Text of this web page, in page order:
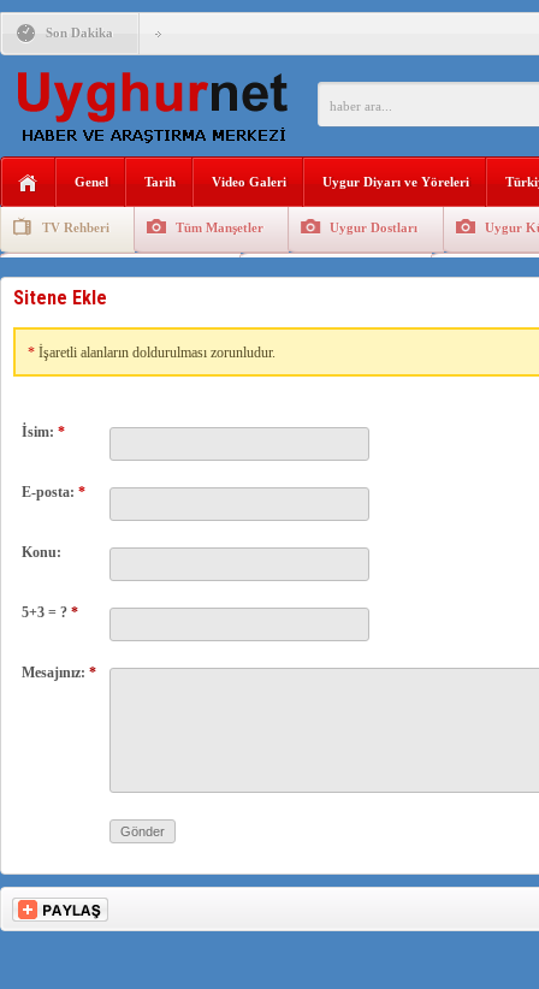
Son Dakika
ÇİN’İN “GÜVENLİK”SÖYLEMİ İLE DOĞU TÜRKİSTAN’DA
ANAHTAR PARTİ GENEL BAŞKANI AĞIRALİOĞLU :
150 YILDIR KAYNAYAN YARAMIZ : ÇİN İŞGALİNDEKİ
ÇİN’İN UYGUR POLİTİKALARINI ÖVEN DİYANET
Genel Tarih Video Galeri Uygur Diyarı ve Yöreleri
TV Rehberi Tüm Manşetler Uygur Dostları Uygur
Uygurlarda Düğün ve Cenaze Uygur Geleneksel Tip Uygur
Sitene Ekle
*İşaretli alanların doldurulması zorunludur.
İsim: *
E-posta: *
Konu:
5+3 = ? *
Mesajınız: *